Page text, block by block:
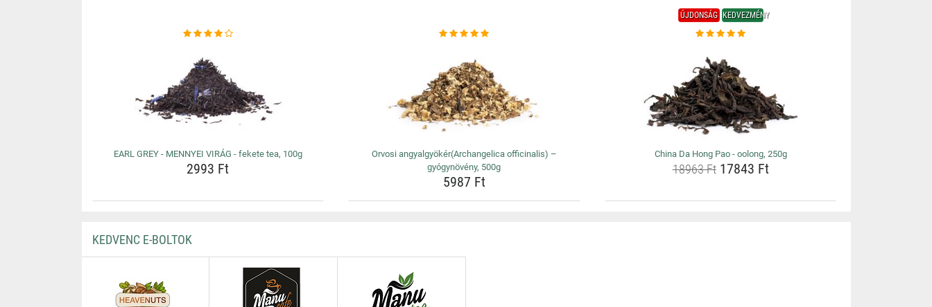
EARL GREY - MENNYEI VIRÁG - fekete tea, 100g
2993 Ft
Orvosi angyalgyökér(Archangelica officinalis) –
gyógynövény, 500g
5987 Ft
ÚJDONSÁG KEDVEZMÉNY
China Da Hong Pao - oolong, 250g
18963 Ft17843 Ft
KEDVENC E-BOLTOK